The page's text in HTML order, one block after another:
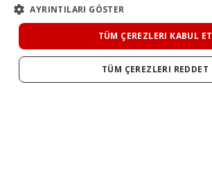
AYRINTILARI GÖSTER
TÜM ÇEREZLERI KABUL ET
TÜM ÇEREZLERI REDDET